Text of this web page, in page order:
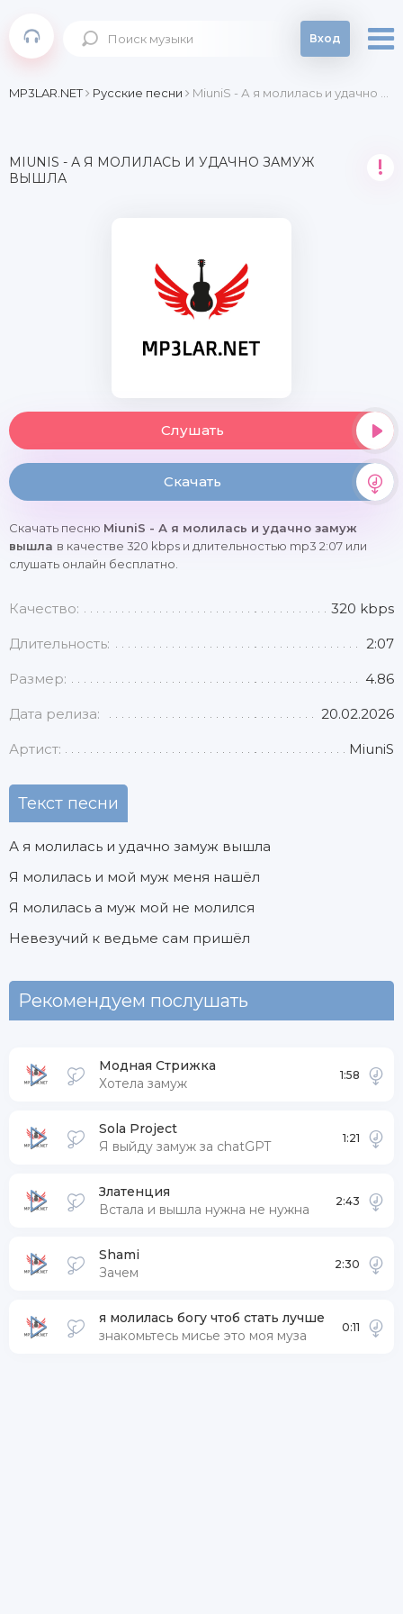
Вход
MP3LAR.NET Русские песни MiuniS - А я молилась и удачно замуж вышла
MIUNIS - А Я МОЛИЛАСЬ И УДАЧНО ЗАМУЖ
ВЫШЛА
!
Слушать
Скачать
Скачать песню MiuniS - А я молилась и удачно замуж
вышла в качестве 320 kbps и длительностью mp3 2:07 или
слушать онлайн бесплатно.
Качество: 320 kbps
Длительность: 2:07
Размер: 4.86
Дата релиза: 20.02.2026
Артист: MiuniS
Текст песни
А я молилась и удачно замуж вышла
Я молилась и мой муж меня нашёл
Я молилась а муж мой не молился
Невезучий к ведьме сам пришёл
Рекомендуем послушать
Модная Стрижка
Хотела замуж
1:58
Sola Project
Я выйду замуж за chatGPT
1:21
Златенция
Встала и вышла нужна не нужна
2:43
Shami
Зачем
2:30
я молилась богу чтоб стать лучше
знакомьтесь мисье это моя муза
0:11